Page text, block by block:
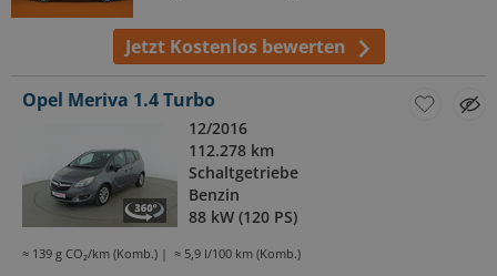
Jetzt Kostenlos bewerten
Opel Meriva 1.4 Turbo
12/2016
112.278 km
Schaltgetriebe
Benzin
88 kW (120 PS)
≈ 139 g CO₂/km (Komb.) ≈ 5,9 l/100 km (Komb.)